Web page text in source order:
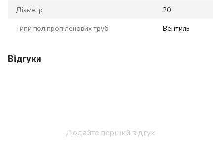
Діаметр 20
Типи поліпропіленових труб Вентиль
Відгуки
Додайте перший відгук